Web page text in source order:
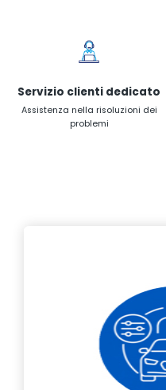
Servizio clienti dedicato
Assistenza nella risoluzioni dei
problemi